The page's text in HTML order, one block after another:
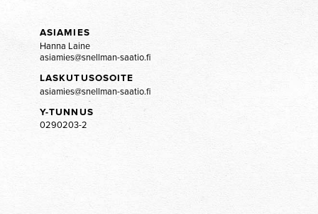
ASIAMIES
Hanna Laine
asiamies@snellman-saatio.fi
LASKUTUSOSOITE
asiamies@snellman-saatio.fi
Y-TUNNUS
0290203-2